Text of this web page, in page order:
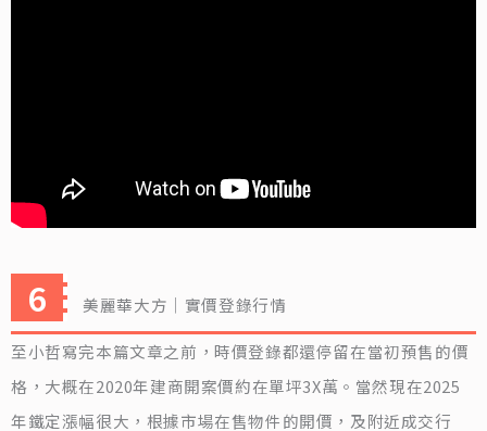
美麗華大方｜實價登錄行情
至小哲寫完本篇文章之前，時價登錄都還停留在當初預售的價
格，大概在2020年建商開案價約在單坪3X萬。當然現在2025
年鐵定漲幅很大，根據市場在售物件的開價，及附近成交行